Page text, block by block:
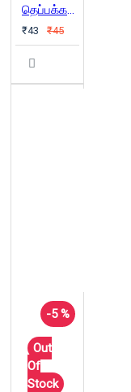
தெப்பக்கட்டை
₹43 ₹45
-5 %
Out
Of
Stock